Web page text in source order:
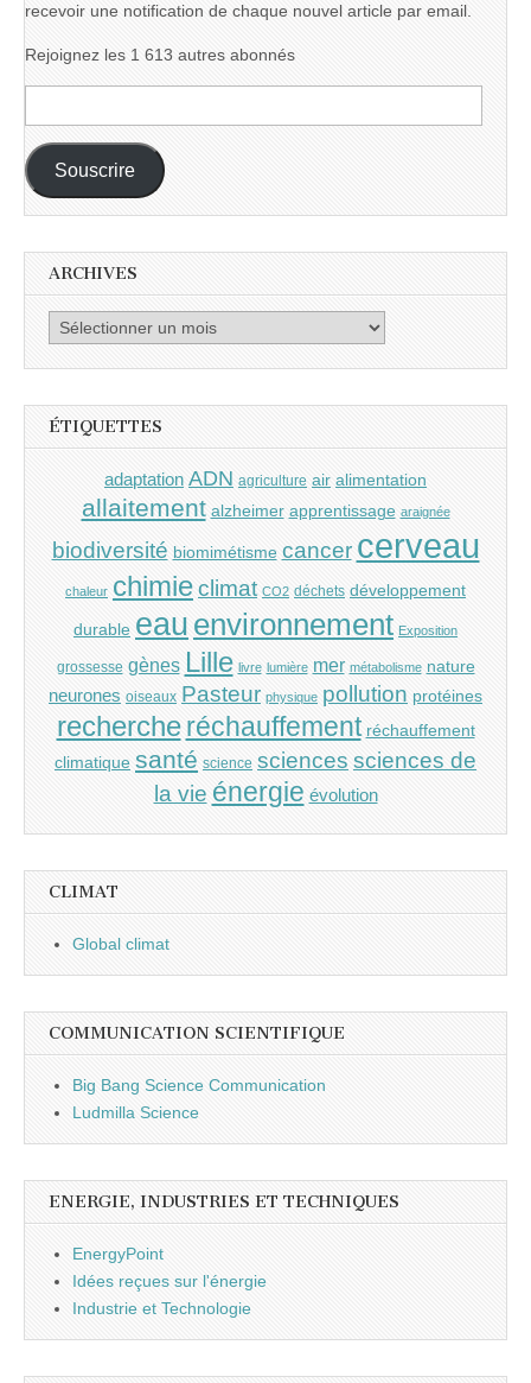
recevoir une notification de chaque nouvel article par email.
Rejoignez les 1 613 autres abonnés
e-
mail :
Souscrire
ARCHIVES
Archives
ÉTIQUETTES
adaptation ADN agriculture air alimentation
allaitement alzheimer apprentissage araignée
biodiversité biomimétisme cancer cerveau
chaleur chimieclimat CO2 déchets développement
durable eau environnement Exposition
grossesse gènes Lille livre lumière mer métabolisme nature
neurones oiseaux Pasteur physique pollution protéines
recherche réchauffement réchauffement
climatique santé science sciences sciences de
la vie énergie évolution
CLIMAT
Global climat
COMMUNICATION SCIENTIFIQUE
Big Bang Science Communication
Ludmilla Science
ENERGIE, INDUSTRIES ET TECHNIQUES
EnergyPoint
Idées reçues sur l'énergie
Industrie et Technologie